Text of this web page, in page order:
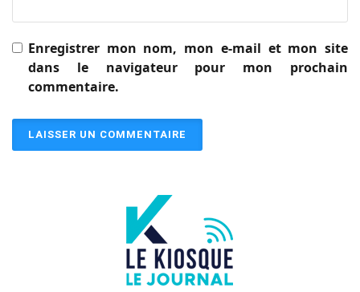
Enregistrer mon nom, mon e-mail et mon site
dans le navigateur pour mon prochain
commentaire.